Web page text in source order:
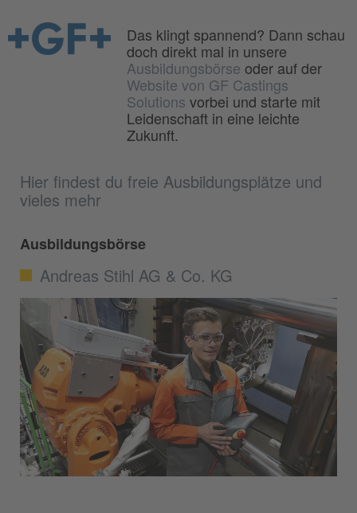
Hier findest du freie Ausbildungsplätze und
vieles mehr
Ausbildungsbörse
Andreas Stihl AG & Co. KG
Das klingt spannend? Dann schau
doch direkt mal in unsere
Ausbildungsbörse oder auf der
Website von GF Castings
Solutions vorbei und starte mit
Leidenschaft in eine leichte
Zukunft.